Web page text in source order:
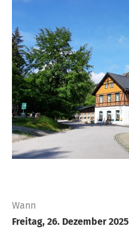
Wann
Freitag, 26. Dezember 2025